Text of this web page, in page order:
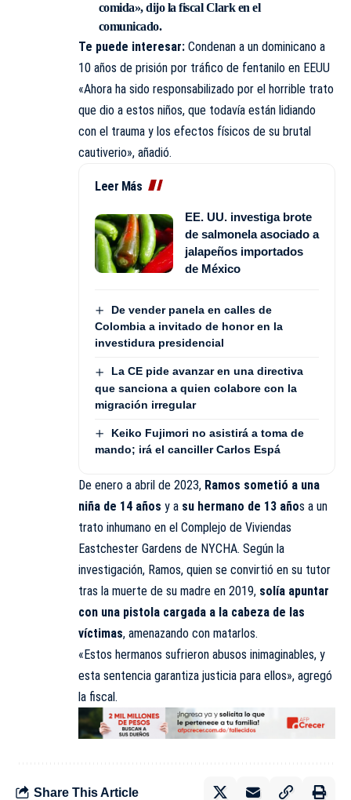
comida», dijo la fiscal Clark en el
comunicado.
Te puede interesar: Condenan a un dominicano a
10 años de prisión por tráfico de fentanilo en EEUU
«Ahora ha sido responsabilizado por el horrible trato
que dio a estos niños, que todavía están lidiando
con el trauma y los efectos físicos de su brutal
cautiverio», añadió.
Leer Más
EE. UU. investiga brote
de salmonela asociado a
jalapeños importados
de México
De vender panela en calles de
Colombia a invitado de honor en la
investidura presidencial
La CE pide avanzar en una directiva
que sanciona a quien colabore con la
migración irregular
Keiko Fujimori no asistirá a toma de
mando; irá el canciller Carlos Espá
De enero a abril de 2023, Ramos sometió a una
niña de 14 años y a su hermano de 13 años a un
trato inhumano en el Complejo de Viviendas
Eastchester Gardens de NYCHA. Según la
investigación, Ramos, quien se convirtió en su tutor
tras la muerte de su madre en 2019, solía apuntar
con una pistola cargada a la cabeza de las
víctimas, amenazando con matarlos.
«Estos hermanos sufrieron abusos inimaginables, y
esta sentencia garantiza justicia para ellos», agregó
la fiscal.
Share This Article